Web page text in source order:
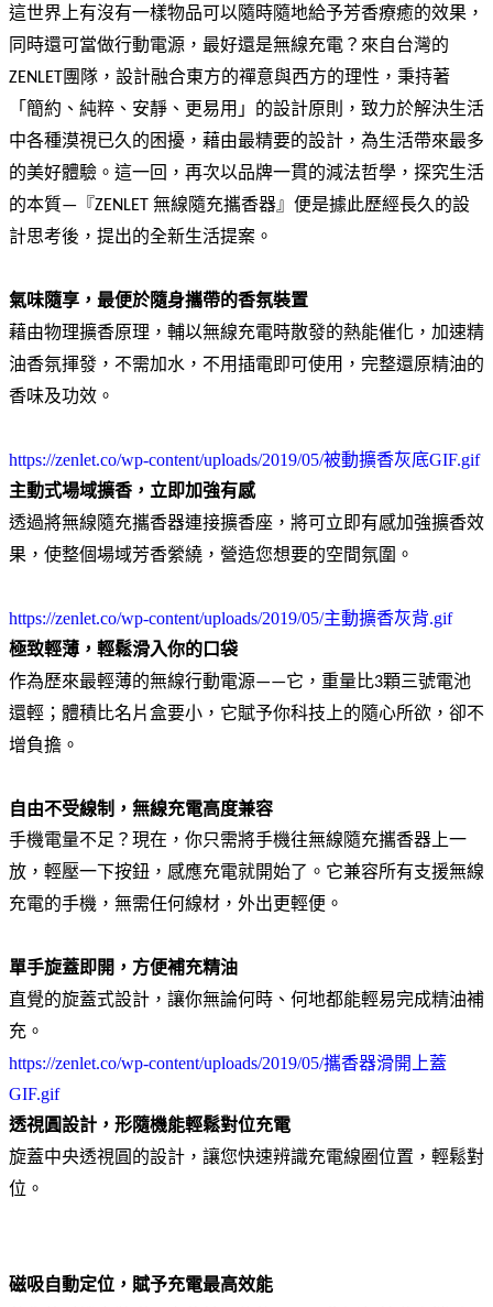
這世界上有沒有一樣物品可以隨時隨地給予芳香療癒的效果，
同時還可當做行動電源，最好還是無線充電？來自台灣的
ZENLET團隊，設計融合東方的禪意與西方的理性，秉持著
「簡約、純粹、安靜、更易用」的設計原則，致力於解決生活
中各種漠視已久的困擾，藉由最精要的設計，為生活帶來最多
的美好體驗。這一回，再次以品牌一貫的減法哲學，探究生活
的本質—『ZENLET 無線隨充攜香器』便是據此歷經長久的設
計思考後，提出的全新生活提案。
氣味隨享，最便於隨身攜帶的香氛裝置
藉由物理擴香原理，輔以無線充電時散發的熱能催化，加速精
油香氛揮發，不需加水，不用插電即可使用，完整還原精油的
香味及功效。
https://zenlet.co/wp-content/uploads/2019/05/被動擴香灰底GIF.gif
主動式場域擴香，立即加強有感
透過將無線隨充攜香器連接擴香座，將可立即有感加強擴香效
果，使整個場域芳香縈繞，營造您想要的空間氛圍。
https://zenlet.co/wp-content/uploads/2019/05/主動擴香灰背.gif
極致輕薄，輕鬆滑入你的口袋
作為歷來最輕薄的無線行動電源——它，重量比3顆三號電池
還輕；體積比名片盒要小，它賦予你科技上的隨心所欲，卻不
增負擔。
自由不受線制，無線充電高度兼容
手機電量不足？現在，你只需將手機往無線隨充攜香器上一
放，輕壓一下按鈕，感應充電就開始了。它兼容所有支援無線
充電的手機，無需任何線材，外出更輕便。
單手旋蓋即開，方便補充精油
直覺的旋蓋式設計，讓你無論何時、何地都能輕易完成精油補
充。
https://zenlet.co/wp-content/uploads/2019/05/攜香器滑開上蓋
GIF.gif
透視圓設計，形隨機能輕鬆對位充電
旋蓋中央透視圓的設計，讓您快速辨識充電線圈位置，輕鬆對
位。
磁吸自動定位，賦予充電最高效能